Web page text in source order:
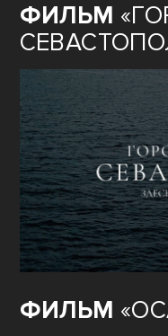
ФИЛЬМ
ФИЛЬМ